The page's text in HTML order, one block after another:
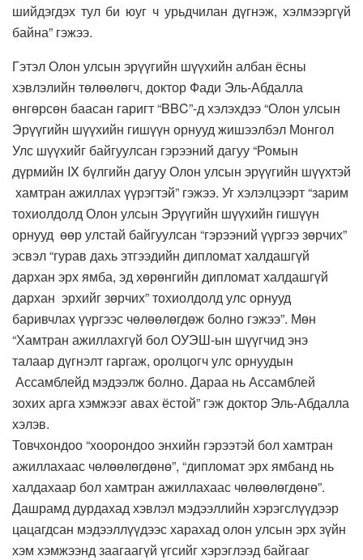
шийдэгдэх тул би юуг ч урьдчилан дүгнэж, хэлмээргүй
байна” гэжээ.
Гэтэл Олон улсын эрүүгийн шүүхийн албан ёсны
хэвлэлийн төлөөлөгч, доктор Фади Эль-Абдалла
өнгөрсөн баасан гаригт “BBC”-д хэлэхдээ “Олон улсын
Эрүүгийн шүүхийн гишүүн орнууд жишээлбэл Монгол
Улс шүүхийг байгуулсан гэрээний дагуу “Ромын
дүрмийн IX бүлгийн дагуу Олон улсын эрүүгийн шүүхтэй
хамтран ажиллах үүрэгтэй” гэжээ. Уг хэлэлцээрт “зарим
тохиолдолд Олон улсын Эрүүгийн шүүхийн гишүүн
орнууд өөр улстай байгуулсан “гэрээний үүргээ зөрчих”
эсвэл “гурав дахь этгээдийн дипломат халдашгүй
дархан эрх ямба, эд хөрөнгийн дипломат халдашгүй
дархан эрхийг зөрчих” тохиолдолд улс орнууд
баривчлах үүргээс чөлөөлөгдөж болно гэжээ”. Мөн
“Хамтран ажиллахгүй бол ОУЭШ-ын шүүгчид энэ
талаар дүгнэлт гаргаж, оролцогч улс орнуудын
Ассамблейд мэдээлж болно. Дараа нь Ассамблей
зохих арга хэмжээг авах ёстой” гэж доктор Эль-Абдалла
хэлэв.
Товчхондоо “хоорондоо энхийн гэрээтэй бол хамтран
ажиллахаас чөлөөлөгдөнө”, “дипломат эрх ямбанд нь
халдахаар бол хамтран ажиллахаас чөлөөлөгдөнө”.
Дашрамд дурдахад хэвлэл мэдээллийн хэрэгслүүдээр
цацагдсан мэдээллүүдээс харахад олон улсын эрх зүйн
хэм хэмжээнд заагаагүй үгсийг хэрэглээд байгааг